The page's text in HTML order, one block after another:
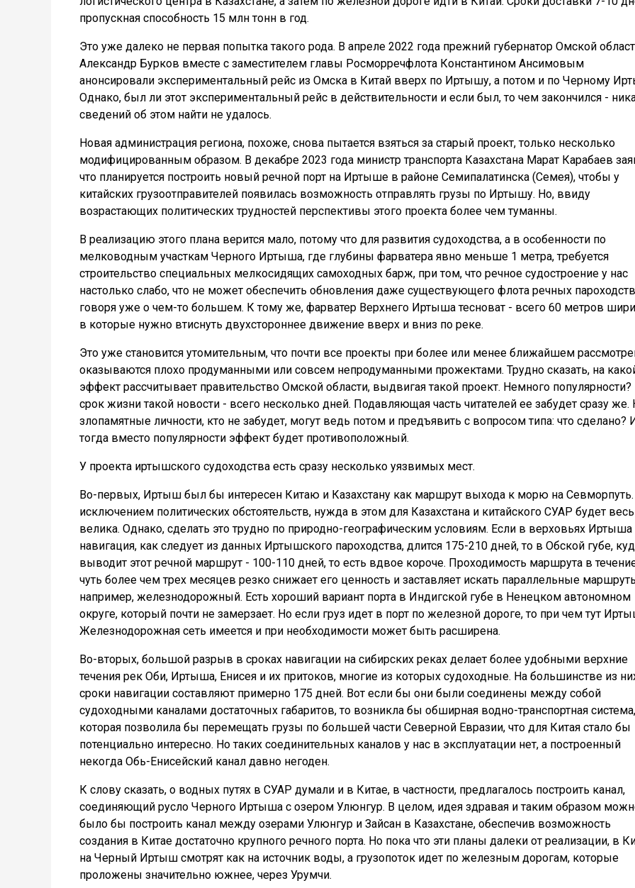
пропускная способность 15 млн тонн в год.
Это уже далеко не первая попытка такого рода. В апреле 2022 года прежний губернатор Омской
Александр Бурков вместе с заместителем главы Росморречфлота Константином Ансимовым
анонсировали экспериментальный рейс из Омска в Китай вверх по Иртышу, а потом и по Черному
Однако, был ли этот экспериментальный рейс в действительности и если был, то чем закончился -
сведений об этом найти не удалось.
Новая администрация региона, похоже, снова пытается взяться за старый проект, только несколько
модифицированным образом. В декабре 2023 года министр транспорта Казахстана Марат Карабаев
что планируется построить новый речной порт на Иртыше в районе Семипалатинска (Семея), чтобы у
китайских грузоотправителей появилась возможность отправлять грузы по Иртышу. Но, ввиду
возрастающих политических трудностей перспективы этого проекта более чем туманны.
В реализацию этого плана верится мало, потому что для развития судоходства, а в особенности по
мелководным участкам Черного Иртыша, где глубины фарватера явно меньше 1 метра, требуется
строительство специальных мелкосидящих самоходных барж, при том, что речное судостроение у нас
настолько слабо, что не может обеспечить обновления даже существующего флота речных
говоря уже о чем-то большем. К тому же, фарватер Верхнего Иртыша тесноват - всего 60 метров
в которые нужно втиснуть двухстороннее движение вверх и вниз по реке.
Это уже становится утомительным, что почти все проекты при более или менее ближайшем
оказываются плохо продуманными или совсем непродуманными прожектами. Трудно сказать, на
эффект рассчитывает правительство Омской области, выдвигая такой проект. Немного
срок жизни такой новости - всего несколько дней. Подавляющая часть читателей ее забудет сразу же.
злопамятные личности, кто не забудет, могут ведь потом и предъявить с вопросом типа: что сделано?
тогда вместо популярности эффект будет противоположный.
У проекта иртышского судоходства есть сразу несколько уязвимых мест.
Во-первых, Иртыш был бы интересен Китаю и Казахстану как маршрут выхода к морю на Севморпуть.
исключением политических обстоятельств, нужда в этом для Казахстана и китайского СУАР будет
велика. Однако, сделать это трудно по природно-географическим условиям. Если в верховьях Иртыша
навигация, как следует из данных Иртышского пароходства, длится 175-210 дней, то в Обской губе,
выводит этот речной маршрут - 100-110 дней, то есть вдвое короче. Проходимость маршрута в
чуть более чем трех месяцев резко снижает его ценность и заставляет искать параллельные
например, железнодорожный. Есть хороший вариант порта в Индигской губе в Ненецком автономном
округе, который почти не замерзает. Но если груз идет в порт по железной дороге, то при чем тут
Железнодорожная сеть имеется и при необходимости может быть расширена.
Во-вторых, большой разрыв в сроках навигации на сибирских реках делает более удобными верхние
течения рек Оби, Иртыша, Енисея и их притоков, многие из которых судоходные. На большинстве из
сроки навигации составляют примерно 175 дней. Вот если бы они были соединены между собой
судоходными каналами достаточных габаритов, то возникла бы обширная водно-транспортная система,
которая позволила бы перемещать грузы по большей части Северной Евразии, что для Китая стало бы
потенциально интересно. Но таких соединительных каналов у нас в эксплуатации нет, а построенный
некогда Обь-Енисейский канал давно негоден.
К слову сказать, о водных путях в СУАР думали и в Китае, в частности, предлагалось построить канал,
соединяющий русло Черного Иртыша с озером Улюнгур. В целом, идея здравая и таким образом
было бы построить канал между озерами Улюнгур и Зайсан в Казахстане, обеспечив возможность
создания в Китае достаточно крупного речного порта. Но пока что эти планы далеки от реализации, в
на Черный Иртыш смотрят как на источник воды, а грузопоток идет по железным дорогам, которые
проложены значительно южнее, через Урумчи.